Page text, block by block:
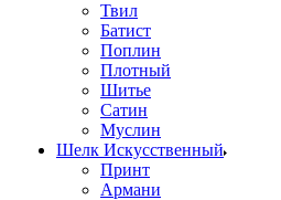
Твил
Батист
Поплин
Плотный
Шитье
Сатин
Муслин
Шелк Искусственный
Принт
Армани